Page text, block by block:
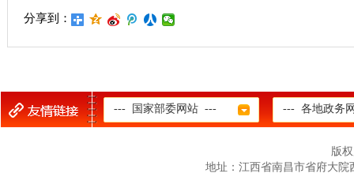
分享到：
--- 国家部委网站 --- --- 各地政务
版
地址：江西省南昌市省府大